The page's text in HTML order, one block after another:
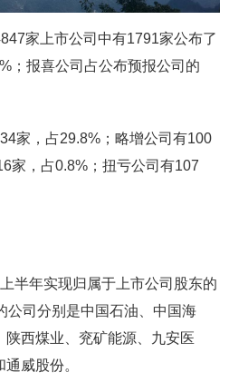
家上市公司中有1791家公布了
；报喜公司占公布预报公司的
家，占29.8%；略增公司有100
家，占0.8%；扭亏公司有107
半年实现归属于上市公司股东的
公司分别是中国石油、中国海
西煤业、兖矿能源、九安医
威股份。